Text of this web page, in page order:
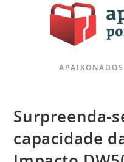
Surpreenda-
capacidade